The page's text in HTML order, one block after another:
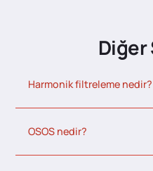
Diğer
Harmonik filtreleme nedir?
OSOS nedir?